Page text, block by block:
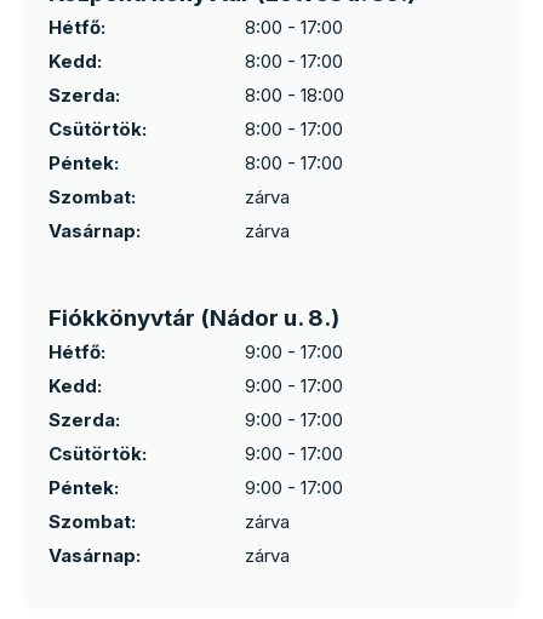
Hétfő:
8:00 - 17:00
Kedd:
8:00 - 17:00
Szerda:
8:00 - 18:00
Csütörtök:
8:00 - 17:00
Péntek:
8:00 - 17:00
Szombat:
zárva
Vasárnap:
zárva
Fiókkönyvtár (Nádor u. 8.)
Hétfő:
9:00 - 17:00
Kedd:
9:00 - 17:00
Szerda:
9:00 - 17:00
Csütörtök:
9:00 - 17:00
Péntek:
9:00 - 17:00
Szombat:
zárva
Vasárnap:
zárva